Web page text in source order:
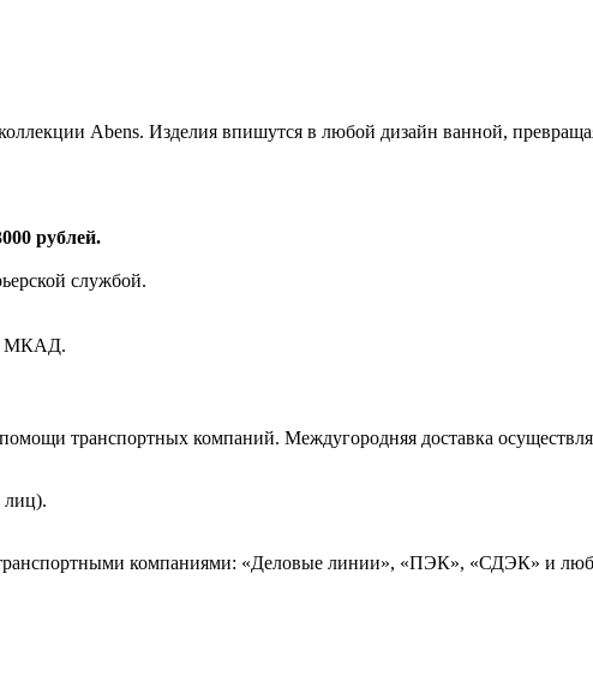
Abens. Изделия впишутся в любой дизайн ванной,
рублей.
службой.
МКАД.
транспортных компаний. Междугородняя доставка
лиц).
компаниями: «Деловые линии», «ПЭК», «СДЭК» и